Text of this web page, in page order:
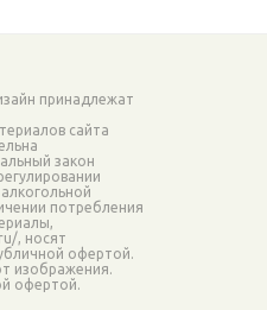
принадлежат
сайта
закон
потребления
, носят
офертой.
изображения.
офертой.